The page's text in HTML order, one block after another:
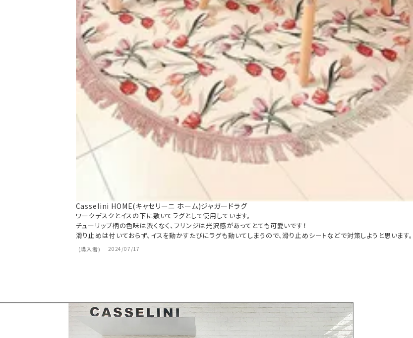
Casselini HOME(キャセリーニ ホーム)ジャガードラグ
購入者 2024/07/17
ワークデスクとイスの下に敷いてラグとして使用しています。
チューリップ柄の色味は渋くなく、フリンジは光沢感があってとても可愛いです！
滑り止めは付いておらず、イスを動かすたびにラグも動いてしまうので、滑り止めシートなどで対策しようと思います。